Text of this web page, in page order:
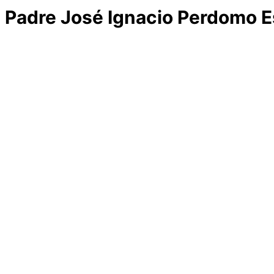
Padre José Ignacio Perdomo